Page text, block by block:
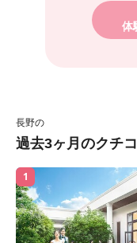
体
長野の
過去3ヶ月のクチ
1